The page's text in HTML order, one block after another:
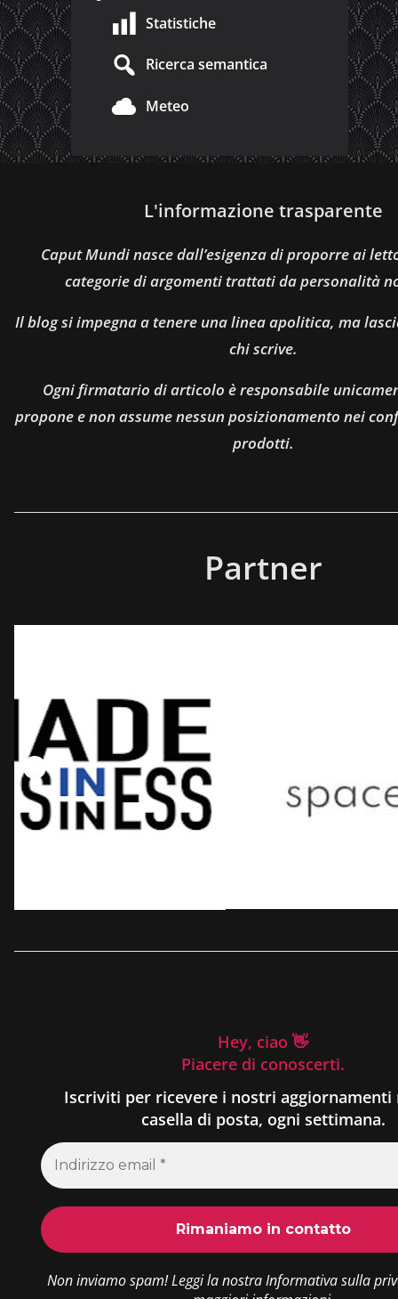
Statistiche
Ricerca semantica
Meteo
L'informazione trasparente
Caput Mundi nasce dall’esigenza di proporre ai
categorie di argomenti trattati da personalità
Il blog si impegna a tenere una linea apolitica, ma
chi scrive.
Ogni firmatario di articolo è responsabile
propone e non assume nessun posizionamento nei
prodotti.
Partner
Hey, ciao 👋
Piacere di conoscerti.
Iscriviti per ricevere i nostri aggiornamenti
casella di posta, ogni settimana.
Non inviamo spam! Leggi la nostraInformativa sulla